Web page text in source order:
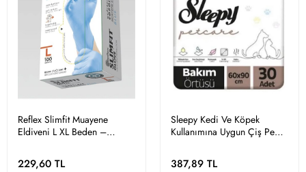
Reflex Slimfit Muayene
Eldiveni L XL Beden –
229,60 TL
Sleepy Kedi Ve Köpek
Kullanımına Uygun Çiş Pedi
387,89 TL